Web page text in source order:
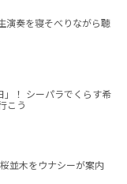
演奏を寝そべりながら聴
！ シーパラでくらす希
こう
並木をウナシーが案内